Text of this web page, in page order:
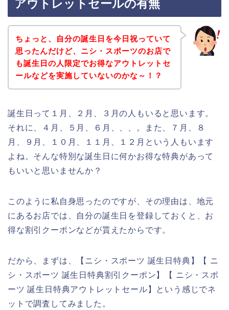
アウトレットセールの有無
ちょっと、自分の誕生日を今日祝っていて
思ったんだけど、ニシ・スポーツのお店で
も誕生日の人限定でお得なアウトレットセ
ールなどを実施していないのかな～！？
誕生日って１月、２月、３月の人もいると思います。
それに、４月、５月、６月、、、。また、７月、８
月、９月、１０月、１１月、１２月という人もいます
よね。そんな特別な誕生日に何かお得な特典があって
もいいと思いませんか？
このように私自身思ったのですが、その理由は、地元
にあるお店では、自分の誕生日を登録しておくと、お
得な割引クーポンなどが貰えたからです。
だから、まずは、【ニシ・スポーツ 誕生日特典】【 ニ
シ・スポーツ 誕生日特典割引クーポン】【 ニシ・スポ
ーツ 誕生日特典アウトレットセール】という感じでネ
ットで調査してみました。